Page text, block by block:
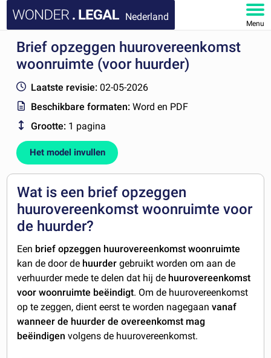
Nederland
Menu
HOME
FAQ
MIJN ACCOUNT
Brief opzeggen huurovereenkomst
woonruimte (voor huurder)
Laatste revisie: 02-05-2026
Beschikbare formaten:Word en PDF
Grootte: 1 pagina
Het model invullen
Wat is een brief opzeggen
huurovereenkomst woonruimte voor
de huurder?
Een brief opzeggen huurovereenkomst woonruimte
kan de door de huurder gebruikt worden om aan de
verhuurder mede te delen dat hij de huurovereenkomst
voor woonruimte beëindigt. Om de huurovereenkomst
op te zeggen, dient eerst te worden nagegaanvanaf
wanneer de huurder de overeenkomst mag
beëindigen volgens de huurovereenkomst.